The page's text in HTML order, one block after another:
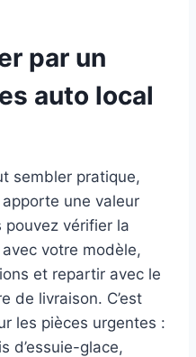
par un
auto local
sembler pratique,
une valeur
pouvez vérifier la
votre modèle,
et repartir avec le
de livraison. C’est
les pièces urgentes :
d’essuie-glace,